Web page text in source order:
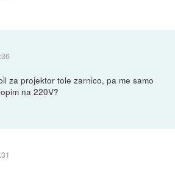
za projektor tole zarnico, pa me samo
na 220V?